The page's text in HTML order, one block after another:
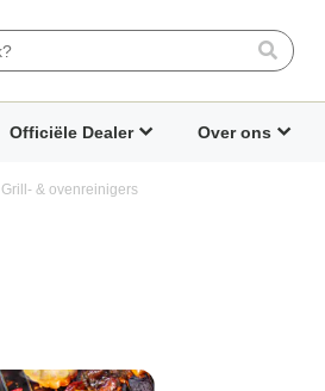
Search
Officiële Dealer Over ons
Grill- & ovenreinigers